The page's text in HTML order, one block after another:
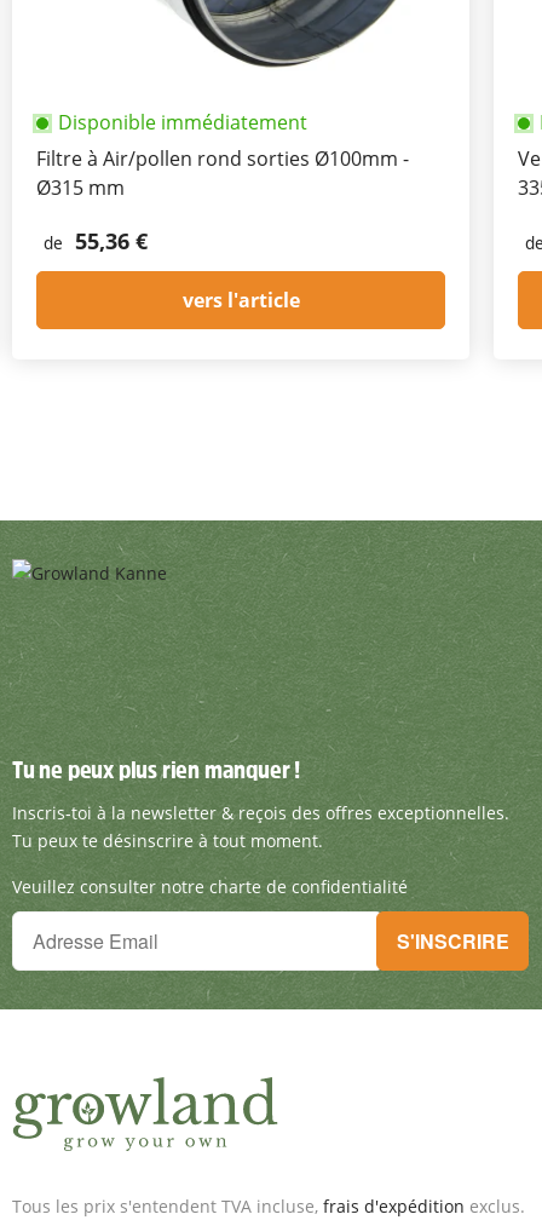
Disponible immédiatement
Filtre à Air/pollen rond sorties Ø100mm -
Ø315 mm
de 55,36 €
vers l'article
Tu ne peux plus rien manquer !
Inscris-toi à la newsletter & reçois des offres
Tu ne peux plus rien manquer !
Inscris-toi à la newsletter & reçois des offres exceptionnelles.
Tu peux te désinscrire à tout moment.
Veuillez consulter notre charte de confidentialité
Tu ne peux plus rien manquer !
Inscris-toi à la newsletter & reçois des offres exceptionnelles.
S'INSCRIRE
Tous les prix s'entendent TVA incluse, frais d'expédition exclus.